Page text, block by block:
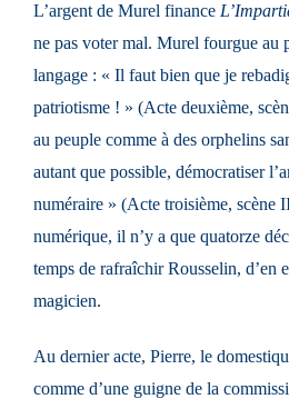
L’argent de Murel finance
ne pas voter mal. Murel fourgue au
langage : « Il faut bien que je
patriotisme ! » (Acte deuxième,
au peuple comme à des orphelins
autant que possible, démocratiser
numéraire » (Acte troisième, scène
numérique, il n’y a que quatorze
temps de rafraîchir Rousselin, d’en
magicien.
Au dernier acte, Pierre, le
comme d’une guigne de la